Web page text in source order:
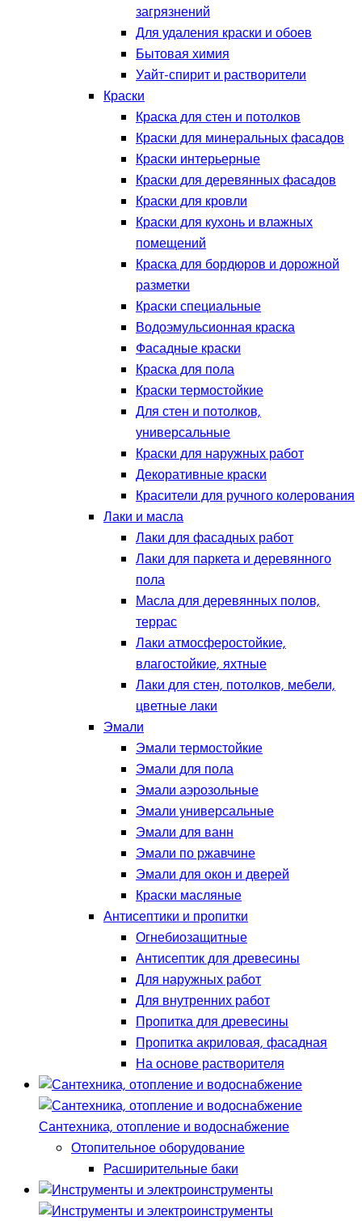
загрязнений
Для удаления краски и обоев
Бытовая химия
Уайт-спирит и растворители
Краски
Краска для стен и потолков
Краски для минеральных фасадов
Краски интерьерные
Краски для деревянных фасадов
Краски для кровли
Краски для кухонь и влажных
помещений
Краска для бордюров и дорожной
разметки
Краски специальные
Водоэмульсионная краска
Фасадные краски
Краска для пола
Краски термостойкие
Для стен и потолков,
универсальные
Краски для наружных работ
Декоративные краски
Красители для ручного колерования
Лаки и масла
Лаки для фасадных работ
Лаки для паркета и деревянного
пола
Масла для деревянных полов,
террас
Лаки атмосферостойкие,
влагостойкие, яхтные
Лаки для стен, потолков, мебели,
цветные лаки
Эмали
Эмали термостойкие
Эмали для пола
Эмали аэрозольные
Эмали универсальные
Эмали для ванн
Эмали по ржавчине
Эмали для окон и дверей
Краски масляные
Антисептики и пропитки
Огнебиозащитные
Антисептик для древесины
Для наружных работ
Для внутренних работ
Пропитка для древесины
Пропитка акриловая, фасадная
На основе растворителя
Сантехника, отопление и водоснабжение
Отопительное оборудование
Расширительные баки